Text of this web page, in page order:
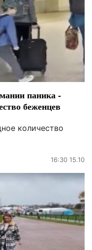
паника -
беженцев
количество
16:30 15.10